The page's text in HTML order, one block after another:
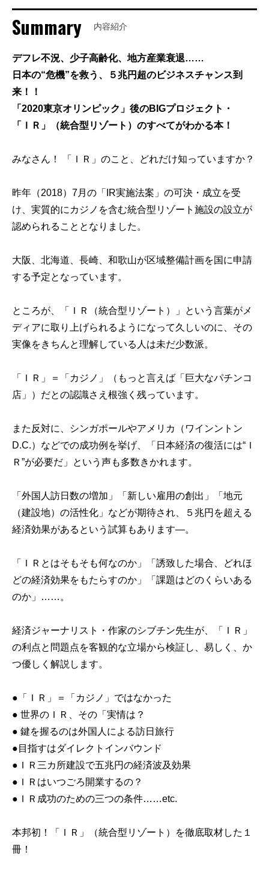
Summary 内容紹介
デフレ不況、少子高齢化、地方産業衰退……
日本の“危機”を救う、５兆円超のビジネスチャンス到
来！！
「2020東京オリンピック」後のBIGプロジェクト・
「ＩＲ」（統合型リゾート）のすべてがわかる本！
みなさん！ 「ＩＲ」のこと、どれだけ知っていますか？
昨年（2018）7月の「IR実施法案」の可決・成立を受
け、実質的にカジノを含む統合型リゾート施設の設立が
認められることとなりました。
大阪、北海道、長崎、和歌山が区域整備計画を国に申請
する予定となっています。
ところが、「ＩＲ（統合型リゾート）」という言葉がメ
ディアに取り上げられるようになって久しいのに、その
実像をきちんと理解している人は未だ少数派。
「ＩＲ」＝「カジノ」（もっと言えば「巨大なパチンコ
店」）だとの認識さえ根強く残っています。
また反対に、シンガポールやアメリカ（ワインントン
D.C.）などでの成功例を挙げ、「日本経済の復活には“Ｉ
Ｒ”が必要だ」という声も多数きかれます。
「外国人訪日数の増加」「新しい雇用の創出」「地元
（建設地）の活性化」などが期待され、５兆円を超える
経済効果があるという試算もあります―。
「ＩＲとはそもそも何なのか」「誘致した場合、どれほ
どの経済効果をもたらすのか」「課題はどのくらいある
のか」……。
経済ジャーナリスト・作家のシブチン先生が、「ＩＲ」
の利点と問題点を客観的な立場から検証し、易しく、か
つ優しく解説します。
●「ＩＲ」＝「カジノ」ではなかった
● 世界のＩＲ、その「実情は？
● 鍵を握るのは外国人による訪日旅行
●目指すはダイレクトインバウンド
●ＩＲ三カ所建設で五兆円の経済波及効果
●ＩＲはいつごろ開業するの？
●ＩＲ成功のための三つの条件……etc.
本邦初！「ＩＲ」（統合型リゾート）を徹底取材した１
冊！